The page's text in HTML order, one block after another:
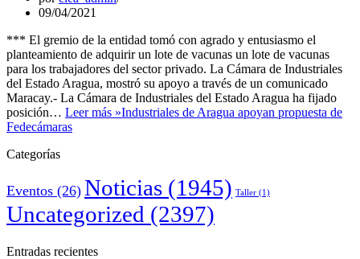
09/04/2021
*** El gremio de la entidad tomó con agrado y entusiasmo el
planteamiento de adquirir un lote de vacunas un lote de vacunas
para los trabajadores del sector privado. La Cámara de Industriales
del Estado Aragua, mostró su apoyo a través de un comunicado
Maracay.- La Cámara de Industriales del Estado Aragua ha fijado
posición… Leer más »Industriales de Aragua apoyan propuesta de
Fedecámaras
Categorías
Eventos (26) Noticias (1945) Taller (1)
Uncategorized (2397)
Entradas recientes